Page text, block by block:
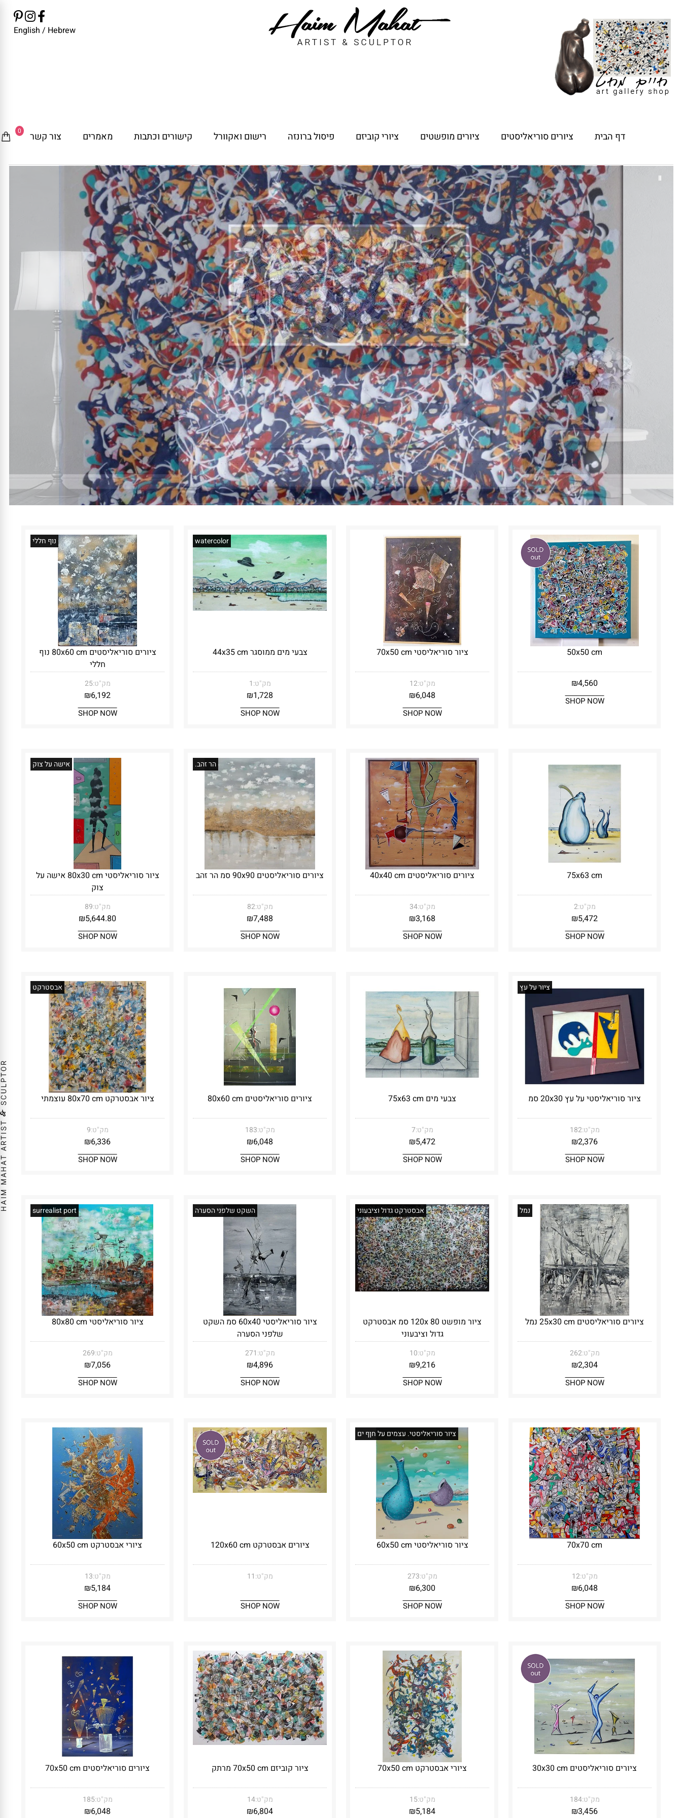
English / Hebrew
0 דף הבית ציורים סוריאליסטים ציורים מופשטים ציורי קוביזם פיסול ברונזה רישום ואקוורל קישורים וכתבות מאמרים צור קשר
50x50 cm
₪4,560
SHOP NOW
ציור סוריאליסטי 70x50 cm
מק"ט:12
₪6,048
SHOP NOW
watercolor
צבעי מים ממוסגר 44x35 cm
מק"ט:1
₪1,728
SHOP NOW
נוף חללי
ציורים סוריאליסטים 80x60 cm נוף
חללי
מק"ט:25
₪6,192
SHOP NOW
75x63 cm
מק"ט:2
₪5,472
SHOP NOW
ציורים סוריאליסטים 40x40 cm
מק"ט:34
₪3,168
SHOP NOW
הר זהב.
ציורים סוריאליסטים 90x90 סמ הר זהב
מק"ט:82
₪7,488
SHOP NOW
אישה על צוק
ציור סוריאליסטי 80x30 cm אישה על
צוק
מק"ט:89
₪5,644.80
SHOP NOW
ציור על עץ
ציור סוריאליסטי על עץ 20x30 סמ
מק"ט:182
₪2,376
SHOP NOW
צבעי מים 75x63 cm
מק"ט:7
₪5,472
SHOP NOW
ציורים סוריאליסטים 80x60 cm
מק"ט:183
₪6,048
SHOP NOW
אבסטרקט
ציור אבסטרקט 80x70 cm עוצמתי
מק"ט:9
₪6,336
SHOP NOW
נמל
ציורים סוריאליסטים 25x30 cm נמל
מק"ט:262
₪2,304
SHOP NOW
אבסטרקט גדול וציבעוני
ציור מופשט 120x 80 סמ אבסטרקט
גדול וציבעוני
מק"ט:10
₪9,216
SHOP NOW
השקט שלפני הסערה
ציור סוריאליסטי 60x40 סמ השקט
שלפני הסערה
מק"ט:271
₪4,896
SHOP NOW
surrealist port
ציור סוריאליסטי 80x80 cm
מק"ט:269
₪7,056
SHOP NOW
70x70 cm
מק"ט:12
₪6,048
SHOP NOW
ציור סוריאליסטי. עצמים על חןף ים
ציור סוריאליסטי 60x50 cm
מק"ט:273
₪6,300
SHOP NOW
ציורים אבסטרקט 120x60 cm
מק"ט:11
SHOP NOW
ציורי אבסטרקט 60x50 cm
מק"ט:13
₪5,184
SHOP NOW
ציורים סוריאליסטים 30x30 cm
מק"ט:184
₪3,456
ציורי אבסטרקט 70x50 cm
מק"ט:15
₪5,184
ציור קוביזם 70x50 cm מרתק
מק"ט:14
₪6,804
ציורים סוריאליסטים 70x50 cm
מק"ט:185
₪6,048